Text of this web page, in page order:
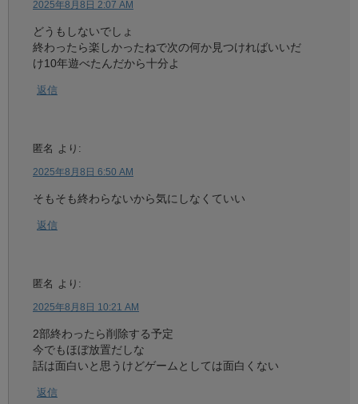
2025年8月8日 2:07 AM
どうもしないでしょ
終わったら楽しかったねで次の何か見つければいいだ
け10年遊べたんだから十分よ
返信
匿名 より:
2025年8月8日 6:50 AM
そもそも終わらないから気にしなくていい
返信
匿名 より:
2025年8月8日 10:21 AM
2部終わったら削除する予定
今でもほぼ放置だしな
話は面白いと思うけどゲームとしては面白くない
返信